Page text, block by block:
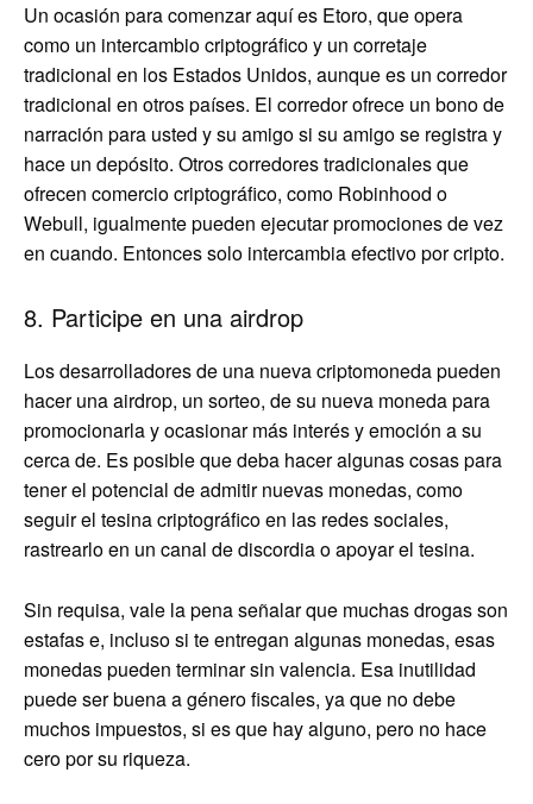
Un ocasión para comenzar aquí es Etoro, que opera
como un intercambio criptográfico y un corretaje
tradicional en los Estados Unidos, aunque es un corredor
tradicional en otros países. El corredor ofrece un bono de
narración para usted y su amigo si su amigo se registra y
hace un depósito. Otros corredores tradicionales que
ofrecen comercio criptográfico, como Robinhood o
Webull, igualmente pueden ejecutar promociones de vez
en cuando. Entonces solo intercambia efectivo por cripto.
8. Participe en una airdrop
Los desarrolladores de una nueva criptomoneda pueden
hacer una airdrop, un sorteo, de su nueva moneda para
promocionarla y ocasionar más interés y emoción a su
cerca de. Es posible que deba hacer algunas cosas para
tener el potencial de admitir nuevas monedas, como
seguir el tesina criptográfico en las redes sociales,
rastrearlo en un canal de discordia o apoyar el tesina.
Sin requisa, vale la pena señalar que muchas drogas son
estafas e, incluso si te entregan algunas monedas, esas
monedas pueden terminar sin valencia. Esa inutilidad
puede ser buena a género fiscales, ya que no debe
muchos impuestos, si es que hay alguno, pero no hace
cero por su riqueza.